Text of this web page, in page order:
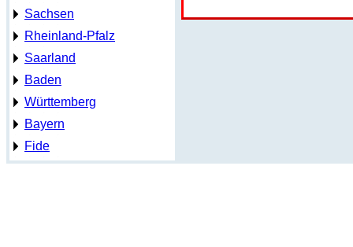
Sachsen
Rheinland-Pfalz
Saarland
Baden
Württemberg
Bayern
Fide